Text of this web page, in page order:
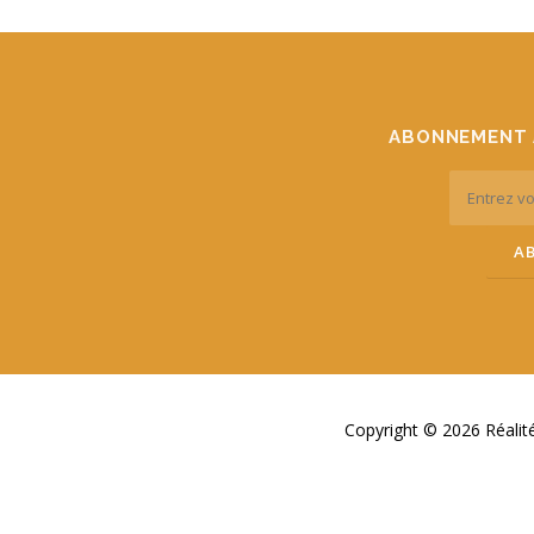
ABONNEMENT
Copyright © 2026